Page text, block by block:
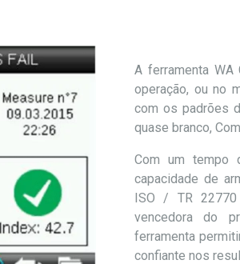
A ferramenta
operação, ou no
com os padrões
quase branco,
Com um tempo
capacidade de
ISO / TR
vencedora do
ferramenta
confiante nos